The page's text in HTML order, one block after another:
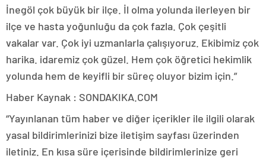
İnegöl çok büyük bir ilçe. İl olma yolunda ilerleyen bir
ilçe ve hasta yoğunluğu da çok fazla. Çok çeşitli
vakalar var. Çok iyi uzmanlarla çalışıyoruz. Ekibimiz çok
harika. idaremiz çok güzel. Hem çok öğretici hekimlik
yolunda hem de keyifli bir süreç oluyor bizim için.”
Haber Kaynak : SONDAKIKA.COM
“Yayınlanan tüm haber ve diğer içerikler ile ilgili olarak
yasal bildirimlerinizi bize iletişim sayfası üzerinden
iletiniz. En kısa süre içerisinde bildirimlerinize geri